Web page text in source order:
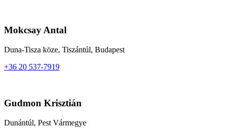
Mokcsay Antal
Duna-Tisza köze, Tiszántúl, Budapest
+36 20 537-7919
Gudmon Krisztián
Dunántúl, Pest Vármegye